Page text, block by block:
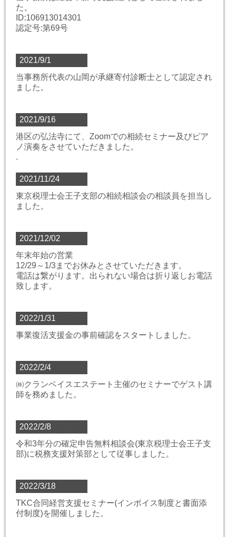
た。
ID:106913014301
認定号:第69号
2021/9/1
当事務所代表の山岡が承継寄付診断士として認定され
ました。
2021/9/16
港区の弘法寺にて、Zoomでの相続セミナー及びピア
ノ演奏をさせていただきました。
.
2021/11/24
東京税理士会王子支部の相続相談会の相談員を担当し
ました。
2021/12/02
年末年始の営業
12/29～1/3までお休みとさせていただきます。
電話は繋がります。出られない場合は折り返しお電話
致します。
2022/1/31
事業復活支援金の事前確認をスタートしました。
2022/2/4
㈱クランベイスエステート主催のセミナーでゲスト講
師を務めました。
2022/2/8
令和3年分の確定申告無料相談会(東京税理士会王子支
部)に税務支援対策部として従事しました。
2022/3/18
TKC合同経営支援セミナー(インボイス制度と書面添
付制度)を開催しました。